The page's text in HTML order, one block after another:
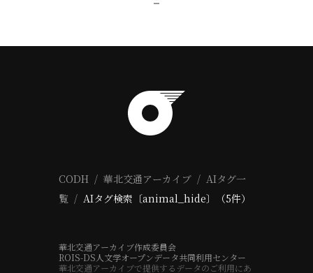
CODH 華北交通アーカイブ
AIタグ一
覧
AIタグ検索〔animal_hide〕（5件）
華北交通アーカイブ作成委員会
ROIS-DS人文学オープンデータ共同利用センター
華北交通アーカイブで提供するデータのご利用にあ